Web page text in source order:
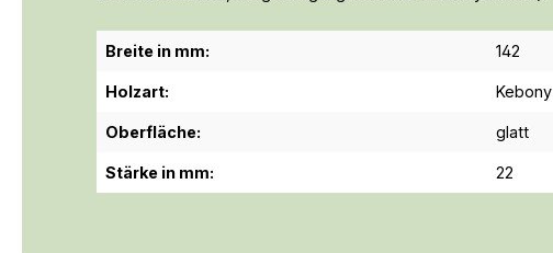
Breite in mm: 142
Holzart: Kebony
Oberfläche: glatt
Stärke in mm: 22